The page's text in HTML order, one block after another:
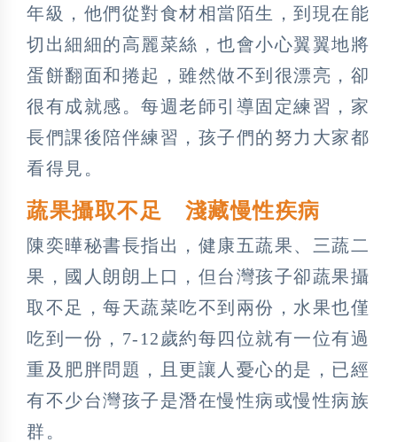
年級，他們從對食材相當陌生，到現在能
切出細細的高麗菜絲，也會小心翼翼地將
蛋餅翻面和捲起，雖然做不到很漂亮，卻
很有成就感。每週老師引導固定練習，家
長們課後陪伴練習，孩子們的努力大家都
看得見。
蔬果攝取不足 淺藏慢性疾病
陳奕曄秘書長指出，健康五蔬果、三蔬二
果，國人朗朗上口，但台灣孩子卻蔬果攝
取不足，每天蔬菜吃不到兩份，水果也僅
吃到一份，7-12歲約每四位就有一位有過
重及肥胖問題，且更讓人憂心的是，已經
有不少台灣孩子是潛在慢性病或慢性病族
群。